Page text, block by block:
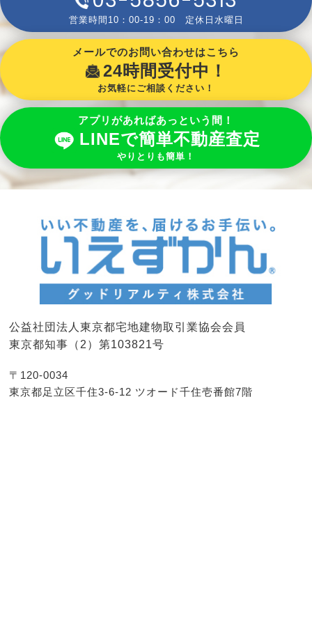
営業時間10：00-19：00 定休日水曜日
メールでのお問い合わせはこちら
24時間受付中！
お気軽にご相談ください！
アプリがあればあっという間！
LINEで簡単不動産査定
やりとりも簡単！
公益社団法人東京都宅地建物取引業協会会員
東京都知事（2）第103821号
〒120-0034
東京都足立区千住3-6-12 ツオード千住壱番館7階